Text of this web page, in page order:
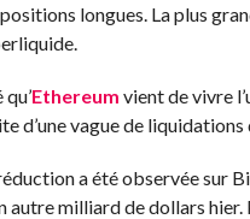
longues. La plus
Ethereum vient de vivre
d’une vague de
a été observée sur
autre milliard de dollars